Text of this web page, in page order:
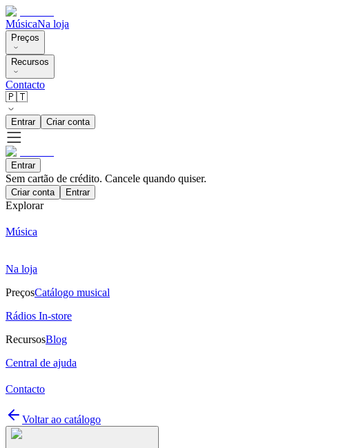
MúsicaNa loja
Preços
Recursos
Contacto
🇵🇹
Entrar Criar conta
Entrar
Sem cartão de crédito. Cancele quando quiser.
Criar conta Entrar
Explorar
Música
Na loja
PreçosCatálogo musical
Rádios In-store
RecursosBlog
Central de ajuda
Contacto
Voltar ao catálogo